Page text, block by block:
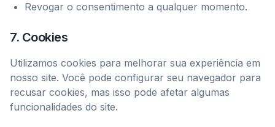
Revogar o consentimento a qualquer momento.
7. Cookies
Utilizamos cookies para melhorar sua experiência em
nosso site. Você pode configurar seu navegador para
recusar cookies, mas isso pode afetar algumas
funcionalidades do site.